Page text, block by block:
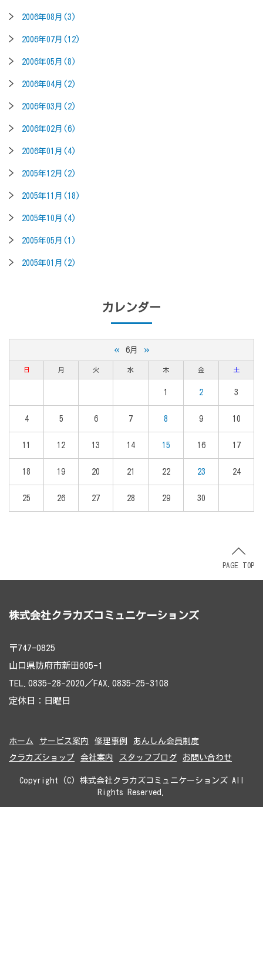
2006年08月(3)
2006年07月(12)
2006年05月(8)
2006年04月(2)
2006年03月(2)
2006年02月(6)
2006年01月(4)
2005年12月(2)
2005年11月(18)
2005年10月(4)
2005年05月(1)
2005年01月(2)
カレンダー
« 6月 »
日 月 火 水 木 金 土
1 2 3
4 5 6 7 8 9 10
11 12 13 14 15 16 17
18 19 20 21 22 23 24
25 26 27 28 29 30
PAGE TOP
株式会社クラカズコミュニケーションズ
〒747-0825
山口県防府市新田605-1
TEL.0835-28-2020／FAX.0835-25-3108
定休日：日曜日
ホーム サービス案内 修理事例
あんしん会員制度
クラカズショップ
会社案内 スタッフブログ お問い合わせ
Copyright (C) 株式会社クラカズコミュニケーションズ All
Rights Reserved.